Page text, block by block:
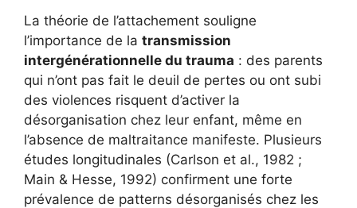
La théorie de l’attachement souligne
l’importance de la transmission
intergénérationnelle du trauma : des parents
qui n’ont pas fait le deuil de pertes ou ont subi
des violences risquent d’activer la
désorganisation chez leur enfant, même en
l’absence de maltraitance manifeste. Plusieurs
études longitudinales (Carlson et al., 1982 ;
Main & Hesse, 1992) confirment une forte
prévalence de patterns désorganisés chez les